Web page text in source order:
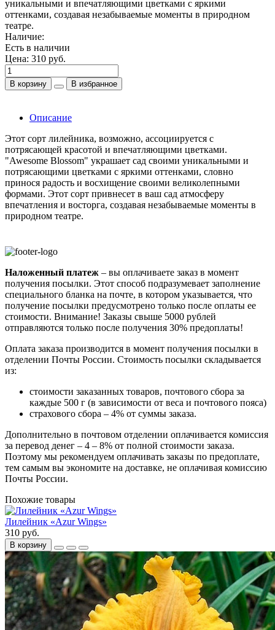
уникальными и впечатляющими цветками с яркими
оттенками, создавая незабываемые моменты в природном
театре.
Наличие:
Есть в наличии
Цена: 310 руб.
В корзину В избранное
Описание
Этот сорт лилейника, возможно, ассоциируется с
потрясающей красотой и впечатляющими цветками.
"Awesome Blossom" украшает сад своими уникальными и
потрясающими цветками с яркими оттенками, словно
принося радость и восхищение своими великолепными
формами. Этот сорт привнесет в ваш сад атмосферу
впечатления и восторга, создавая незабываемые моменты в
природном театре.
Наложенный платеж – вы оплачиваете заказ в момент
получения посылки. Этот способ подразумевает заполнение
специального бланка на почте, в котором указывается, что
получение посылки предусмотрено только после оплаты ее
стоимости. Внимание! Заказы свыше 5000 рублей
отправляются только после получения 30% предоплаты!
Оплата заказа производится в момент получения посылки в
отделении Почты России. Стоимость посылки складывается
из:
стоимости заказанных товаров, почтового сбора за
каждые 500 г (в зависимости от веса и почтового пояса)
страхового сбора – 4% от суммы заказа.
Дополнительно в почтовом отделении оплачивается комиссия
за перевод денег – 4 – 8% от полной стоимости заказа.
Поэтому мы рекомендуем оплачивать заказы по предоплате,
тем самым вы экономите на доставке, не оплачивая комиссию
Почты России.
Похожие товары
Лилейник «Azur Wings»
310 руб.
В корзину